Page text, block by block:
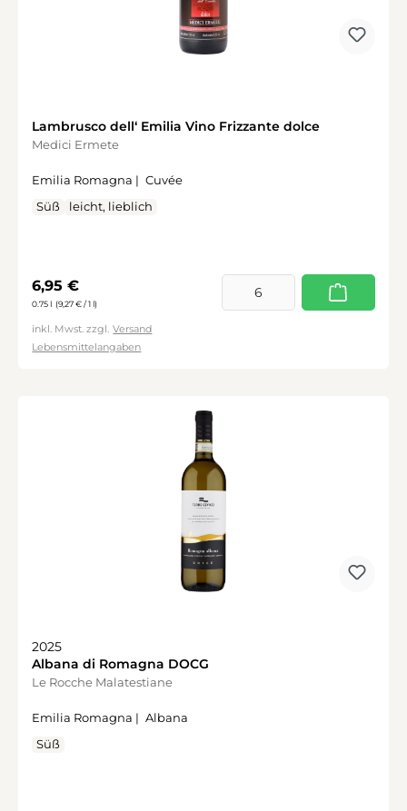
Lambrusco dell‘ Emilia Vino Frizzante dolce
Medici Ermete
Emilia Romagna | Cuvée
Süß
leicht, lieblich
Regulärer Preis:
6,95 €
0.75 l (9,27 € / 1 l)
inkl. Mwst. zzgl. Versand
Lebensmittelangaben
2025
Albana di Romagna DOCG
Le Rocche Malatestiane
Emilia Romagna | Albana
Süß